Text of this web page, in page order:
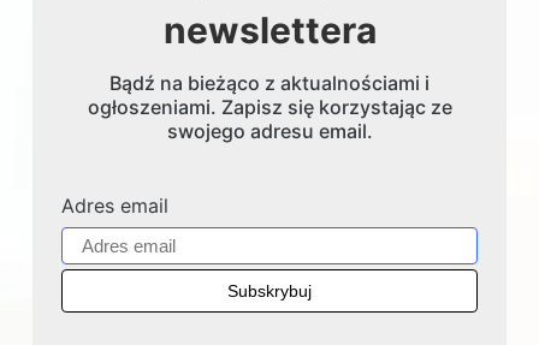
newslettera
Bądź na bieżąco z aktualnościami i
ogłoszeniami. Zapisz się korzystając ze
swojego adresu email.
Adres email